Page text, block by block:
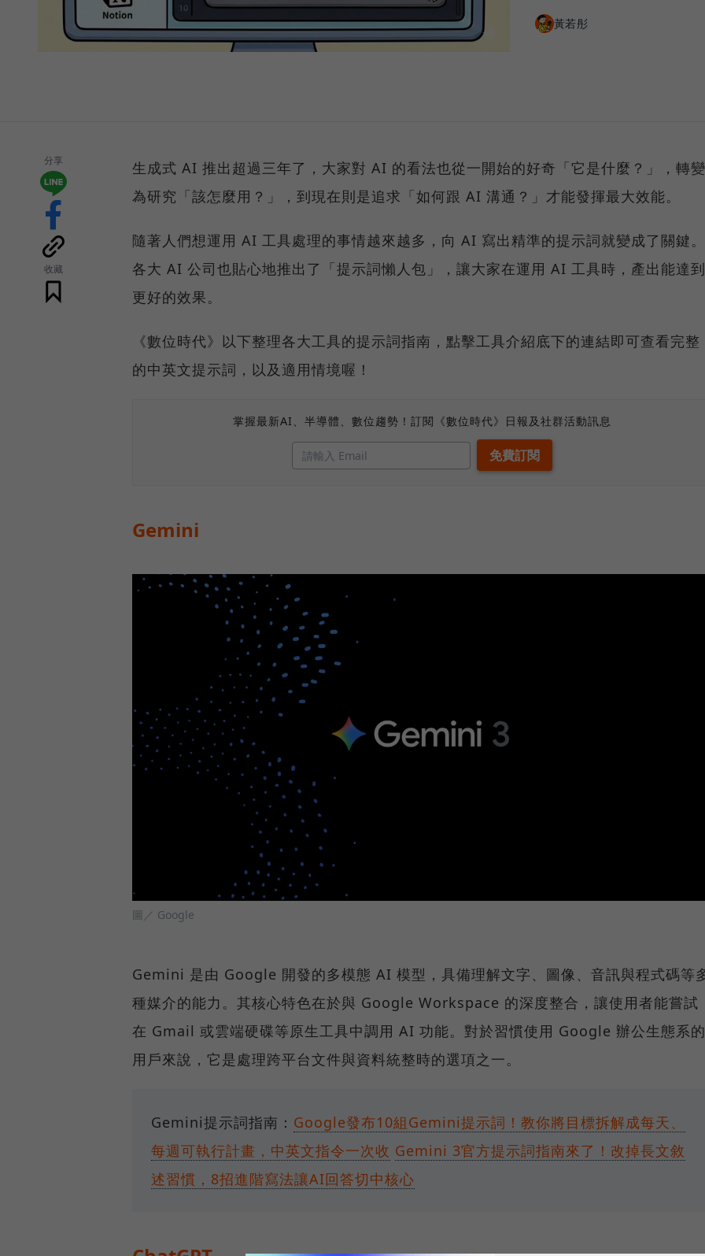
黃若彤
分享
收藏
生成式 AI 推出超過三年了，大家對 AI 的看法也從一開始的好奇「它是什麼？」，轉變
為研究「該怎麼用？」，到現在則是追求「如何跟 AI 溝通？」才能發揮最大效能。
隨著人們想運用 AI 工具處理的事情越來越多，向 AI 寫出精準的提示詞就變成了關鍵。
各大 AI 公司也貼心地推出了「提示詞懶人包」，讓大家在運用 AI 工具時，產出能達到
更好的效果。
《數位時代》以下整理各大工具的提示詞指南，點擊工具介紹底下的連結即可查看完整
的中英文提示詞，以及適用情境喔！
掌握最新AI、半導體、數位趨勢！訂閱《數位時代》日報及社群活動訊息
Gemini
圖／ Google
Gemini 是由 Google 開發的多模態 AI 模型，具備理解文字、圖像、音訊與程式碼等
種媒介的能力。其核心特色在於與 Google Workspace 的深度整合，讓使用者能嘗試
在 Gmail 或雲端硬碟等原生工具中調用 AI 功能。對於習慣使用 Google 辦公生態系的
用戶來說，它是處理跨平台文件與資料統整時的選項之一。
Gemini提示詞指南： Google發布10組Gemini提示詞！教你將目標拆解成每天、
每週可執行計畫，中英文指令一次收 Gemini 3官方提示詞指南來了！改掉長文敘
述習慣，8招進階寫法讓AI回答切中核心